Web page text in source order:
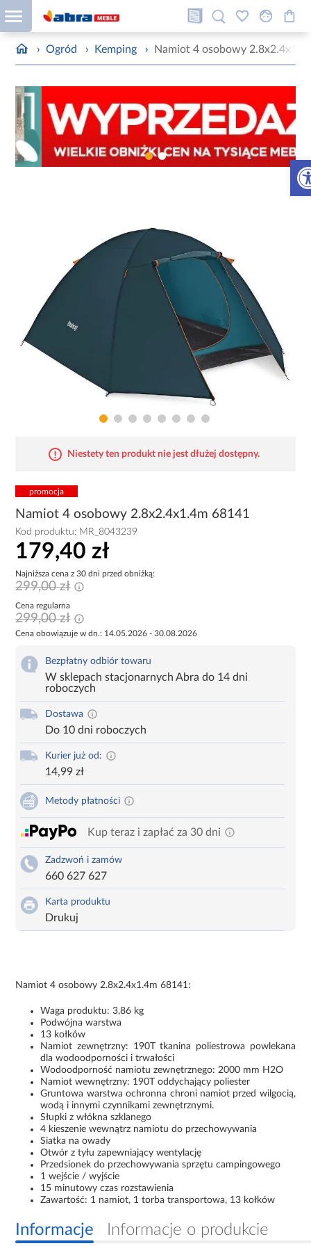
› Ogród › Kemping › Namiot 4 osobowy
Niestety ten produkt nie jest dłużej dostępny.
promocja
Namiot 4 osobowy 2.8x2.4x1.4m 68141
Kod produktu: MR_8043239
179,40 zł
Najniższa cena z 30 dni przed obniżką:
299,00 zł
Cena regularna
299,00 zł
Cena obowiązuje w dn.: 14.05.2026 - 30.08.2026
Bezpłatny odbiór towaru
W sklepach stacjonarnych Abra do 14 dni
roboczych
Dostawa
Do 10 dni roboczych
Kurier już od:
14,99 zł
Metody płatności
Kup teraz i zapłać za 30 dni
Zadzwoń i zamów
660 627 627
Karta produktu
Drukuj
Namiot 4 osobowy 2.8x2.4x1.4m 68141:
Waga produktu: 3,86 kg
Podwójna warstwa
13 kołków
Namiot zewnętrzny: 190T tkanina poliestrowa powlekana
dla wodoodporności i trwałości
Wodoodporność namiotu zewnętrznego: 2000 mm H2O
Namiot wewnętrzny: 190T oddychający poliester
Gruntowa warstwa ochronna chroni namiot przed wilgocią,
wodą i innymi czynnikami zewnętrznymi.
Słupki z włókna szklanego
4 kieszenie wewnątrz namiotu do przechowywania
Siatka na owady
Otwór z tyłu zapewniający wentylację
Przedsionek do przechowywania sprzętu campingowego
1 wejście / wyjście
15 minutowy czas rozstawienia
Zawartość: 1 namiot, 1 torba transportowa, 13 kołków
Informacje Informacje o produkcie